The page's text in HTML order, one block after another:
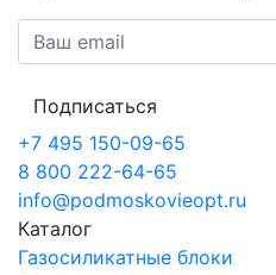
Подписаться
+7 495 150-09-65
8 800 222-64-65
info@podmoskovieopt.ru
Каталог
Газосиликатные блоки